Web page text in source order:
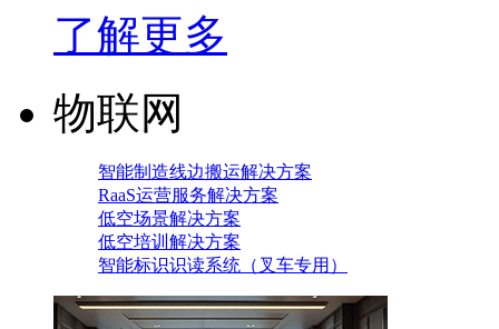
了解更多
物联网
智能制造线边搬运解决方案
RaaS运营服务解决方案
低空场景解决方案
低空培训解决方案
智能标识识读系统（叉车专用）